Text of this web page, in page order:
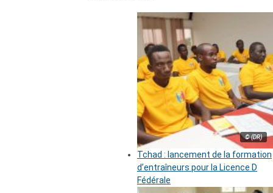
© (DR)
Tchad : lancement de la formation
d’entraîneurs pour la Licence D
Fédérale